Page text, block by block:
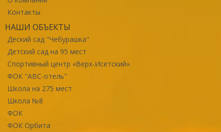
Контакты
НАШИ ОБЪЕКТЫ
Деский сад "Чебурашка"
Детский сад на 95 мест
Спортивный центр «Верх-Исетский»
ФОК "ABC-отель"
Школа на 275 мест
Школа №8
ФОК
ФОК Орбита